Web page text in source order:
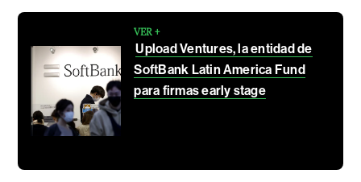
VER +
Upload Ventures, la entidad de
SoftBank Latin America Fund
para firmas early stage